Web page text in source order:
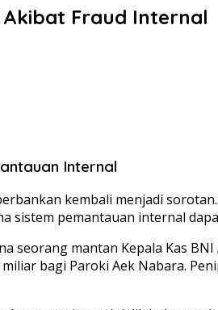
Akibat Fraud Internal
Internal
kembali menjadi
sistem pemantauan internal
seorang mantan Kepala Kas
bagi Paroki Aek Nabara.